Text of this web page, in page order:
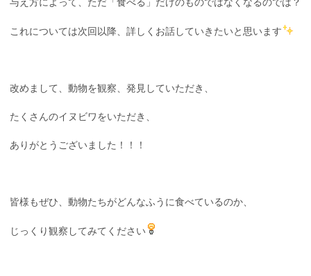
これについては次回以降、詳しくお話していきたいと思います
改めまして、動物を観察、発見していただき、
たくさんのイヌビワをいただき、
ありがとうございました！！！
皆様もぜひ、動物たちがどんなふうに食べているのか、
じっくり観察してみてください